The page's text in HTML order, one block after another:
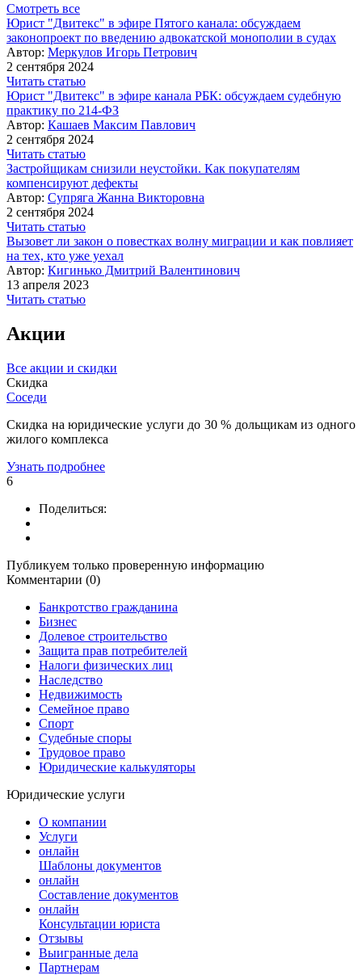
Смотреть все
Юрист "Двитекс" в эфире Пятого канала: обсуждаем
законопроект по введению адвокатской монополии в судах
Автор: Меркулов Игорь Петрович
2 сентября 2024
Читать статью
Юрист "Двитекс" в эфире канала РБК: обсуждаем судебную
практику по 214-ФЗ
Автор: Кашаев Максим Павлович
2 сентября 2024
Читать статью
Застройщикам снизили неустойки. Как покупателям
компенсируют дефекты
Автор: Супряга Жанна Викторовна
2 сентября 2024
Читать статью
Вызовет ли закон о повестках волну миграции и как повлияет
на тех, кто уже уехал
Автор: Кигинько Дмитрий Валентинович
13 апреля 2023
Читать статью
Акции
Все акции и скидки
Скидка
Соседи
Скидка на юридические услуги до 30 % дольщикам из одного
жилого комплекса
Узнать подробнее
6
Поделиться:
Публикуем только проверенную информацию
Комментарии (0)
Банкротство гражданина
Бизнес
Долевое строительство
Защита прав потребителей
Налоги физических лиц
Наследство
Недвижимость
Семейное право
Спорт
Судебные споры
Трудовое право
Юридические калькуляторы
Юридические услуги
О компании
Услуги
онлайн
Шаблоны документов
онлайн
Составление документов
онлайн
Консультации юриста
Отзывы
Выигранные дела
Партнерам